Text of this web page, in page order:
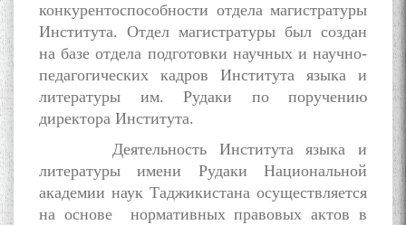
конкурентоспособности отдела магистратуры
Института. Отдел магистратуры был создан
на базе отдела подготовки научных и научно-
педагогических кадров Института языка и
литературы им. Рудаки по поручению
директора Института.
Деятельность Института языка и
литературы имени Рудаки Национальной
академии наук Таджикистана осуществляется
на основе нормативных правовых актов в